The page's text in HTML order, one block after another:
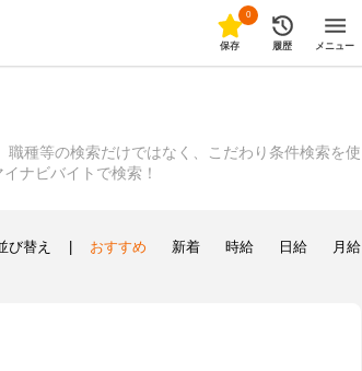
0
保存 履歴 メニュー
種等の検索だけではなく、こだわり条件検索を使
ナビバイトで検索！
び替え おすすめ 新着 時給 日給 月給